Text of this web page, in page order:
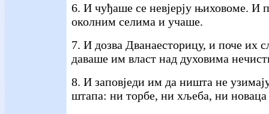
6. И чуђаше се невјерју њиховоме. И
околним селима и учаше.
7. И дозва Дванаесторицу, и поче их
даваше им власт над духовима
8. И заповједи им да ништа не
штапа: ни торбе, ни хљеба, ни новаца